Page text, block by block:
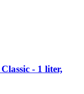
-​ 1 liter,